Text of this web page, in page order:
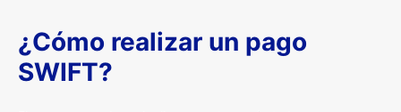
¿Cómo realizar un pago
SWIFT?